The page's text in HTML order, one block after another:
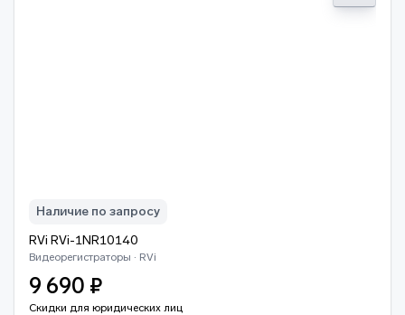
Наличие по запросу
RVi RVi-1NR10140
Видеорегистраторы · RVi
9 690 ₽
Скидки для юридических лиц